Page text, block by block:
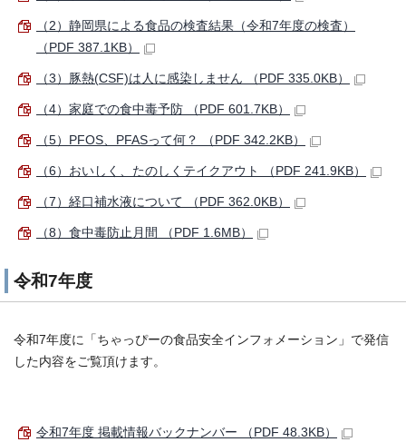
（2）静岡県による食品の検査結果（令和7年度の検査）
（PDF 387.1KB）
（3）豚熱(CSF)は人に感染しません （PDF 335.0KB）
（4）家庭での食中毒予防 （PDF 601.7KB）
（5）PFOS、PFASって何？ （PDF 342.2KB）
（6）おいしく、たのしくテイクアウト （PDF 241.9KB）
（7）経口補水液について （PDF 362.0KB）
（8）食中毒防止月間 （PDF 1.6MB）
令和7年度
令和7年度に「ちゃっぴーの食品安全インフォメーション」で発信
した内容をご覧頂けます。
令和7年度 掲載情報バックナンバー （PDF 48.3KB）